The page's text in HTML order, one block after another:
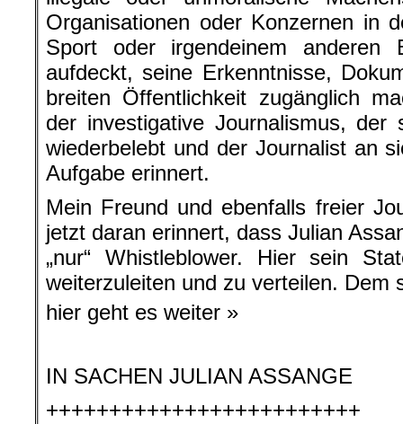
Organisationen oder Konzernen in
Sport oder irgendeinem anderen
aufdeckt, seine Erkenntnisse,
breiten Öffentlichkeit zugänglich
der investigative Journalismus,
wiederbelebt und der Journalist an
Aufgabe erinnert.
Mein Freund und ebenfalls freier
jetzt daran erinnert, dass Julian
„nur“ Whistleblower. Hier sein
weiterzuleiten und zu verteilen. Dem
hier geht es weiter »
IN SACHEN JULIAN ASSANGE
+++++++++++++++++++++++++